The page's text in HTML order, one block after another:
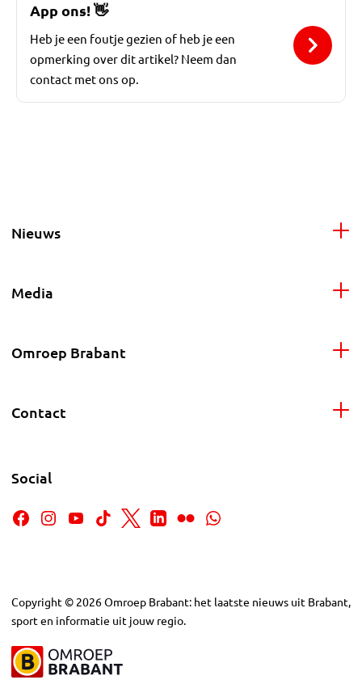
App ons!👋
Heb je een foutje gezien of heb je een
opmerking over dit artikel? Neem dan
contact met ons op.
Nieuws
Media
Omroep Brabant
Contact
Social
Copyright © 2026Omroep Brabant: het laatste nieuws uit Brabant,
sport en informatie uit jouw regio.